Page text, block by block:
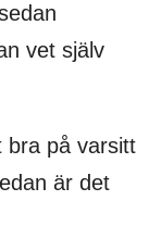
vet själv
bra på varsitt
är det